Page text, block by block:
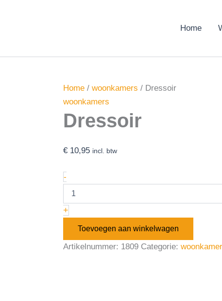
Home
Home / woonkamers / Dressoir
woonkamers
Dressoir
€ 10,95 incl. btw
-
+
Toevoegen aan winkelwagen
Artikelnummer: 1809 Categorie: